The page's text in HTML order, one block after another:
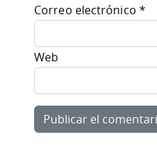
Correo electrónico *
Web